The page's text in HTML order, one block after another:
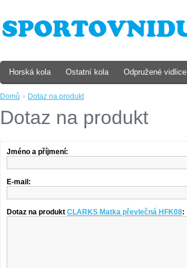
Domů » Dotaz na produkt
Dotaz na produkt
Jméno a příjmení:
E-mail:
Dotaz na produkt CLARKS Matka převlečná HFK08:
Horská kola Ostatní kola Odpružené vidlice